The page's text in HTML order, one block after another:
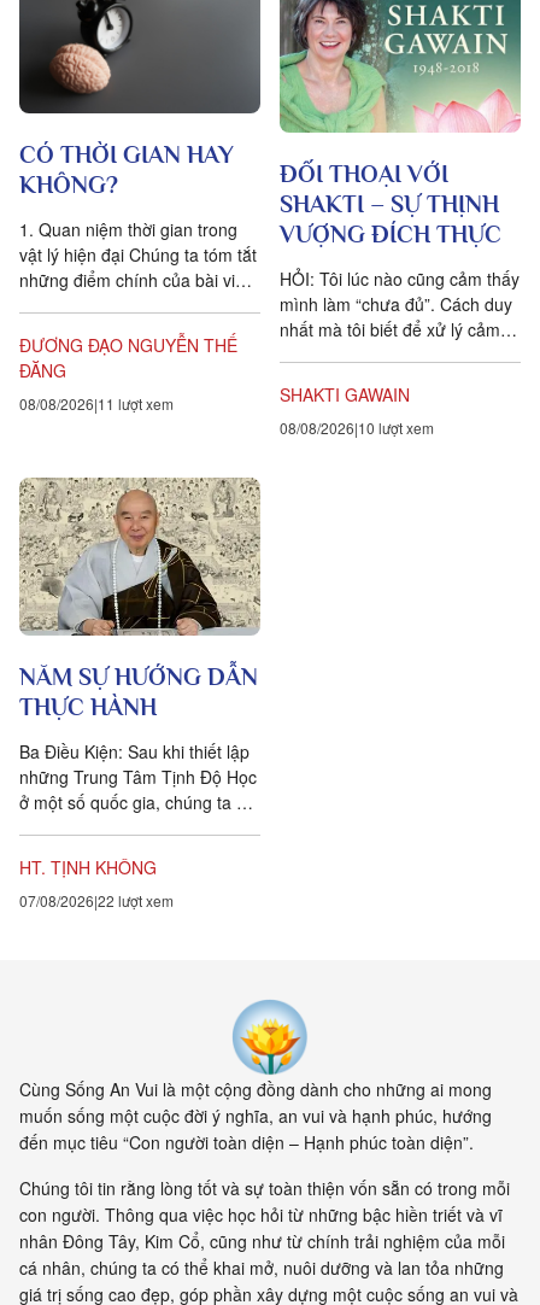
CÓ THỜI GIAN HAY
KHÔNG?
1. Quan niệm thời gian trong
vật lý hiện đại Chúng ta tóm tắt
những điểm chính của bài viết
ĐƯƠNG ĐẠO NGUYỄN THẾ
ĐĂNG
08/08/2026 11 lượt xem
ĐỐI THOẠI VỚI
SHAKTI – SỰ THỊNH
VƯỢNG ĐÍCH THỰC
HỎI: Tôi lúc nào cũng cảm thấy
mình làm “chưa đủ”. Cách duy
nhất mà tôi biết để xử lý cảm
SHAKTI GAWAIN
08/08/2026 10 lượt xem
NĂM SỰ HƯỚNG DẪN
THỰC HÀNH
Ba Điều Kiện: Sau khi thiết lập
những Trung Tâm Tịnh Độ Học
ở một số quốc gia, chúng ta đặt
HT. TỊNH KHÔNG
07/08/2026 22 lượt xem
Cùng Sống An Vui là một cộng đồng dành cho những ai mong
muốn sống một cuộc đời ý nghĩa, an vui và hạnh phúc, hướng
đến mục tiêu “Con người toàn diện – Hạnh phúc toàn diện”.
Chúng tôi tin rằng lòng tốt và sự toàn thiện vốn sẵn có trong mỗi
con người. Thông qua việc học hỏi từ những bậc hiền triết và vĩ
nhân Đông Tây, Kim Cổ, cũng như từ chính trải nghiệm của mỗi
cá nhân, chúng ta có thể khai mở, nuôi dưỡng và lan tỏa những
giá trị sống cao đẹp, góp phần xây dựng một cuộc sống an vui và